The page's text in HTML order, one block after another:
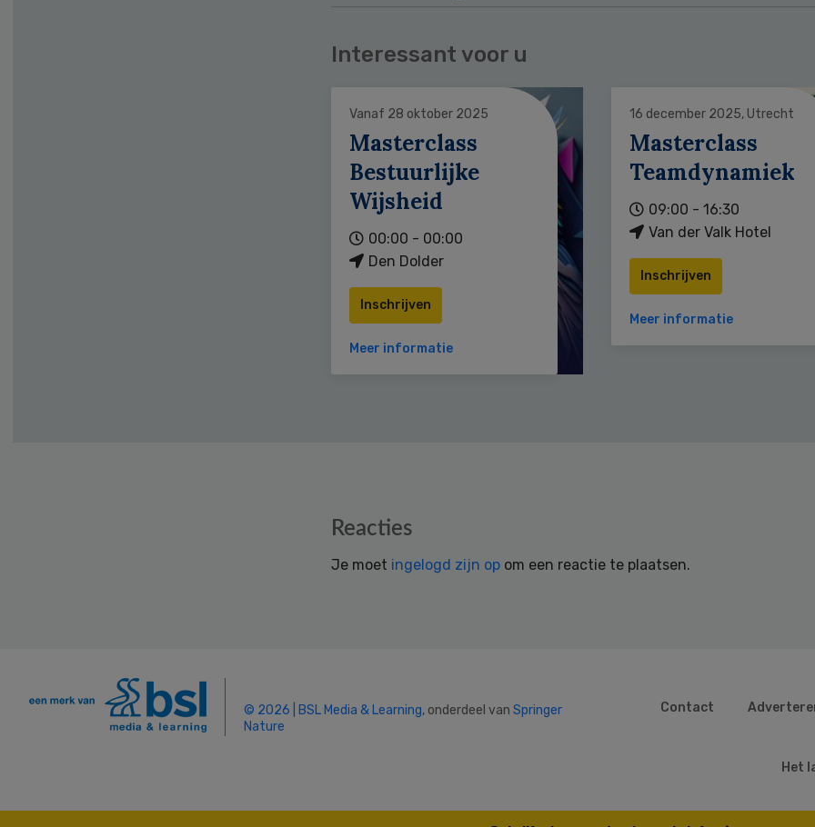
Interessant voor u
Vanaf 28 oktober 2025
Masterclass
Bestuurlijke
Wijsheid
00:00 - 00:00
Den Dolder
Inschrijven
Meer informatie
16 december 2025, Utrecht
Masterclass
Teamdynamiek
09:00 - 16:30
Van der Valk Hotel
Inschrijven
Meer informatie
Reacties
Je moet ingelogd zijn op om een reactie te plaatsen.
© 2026 | BSL Media & Learning, onderdeel van Springer
Nature
Contact
Het